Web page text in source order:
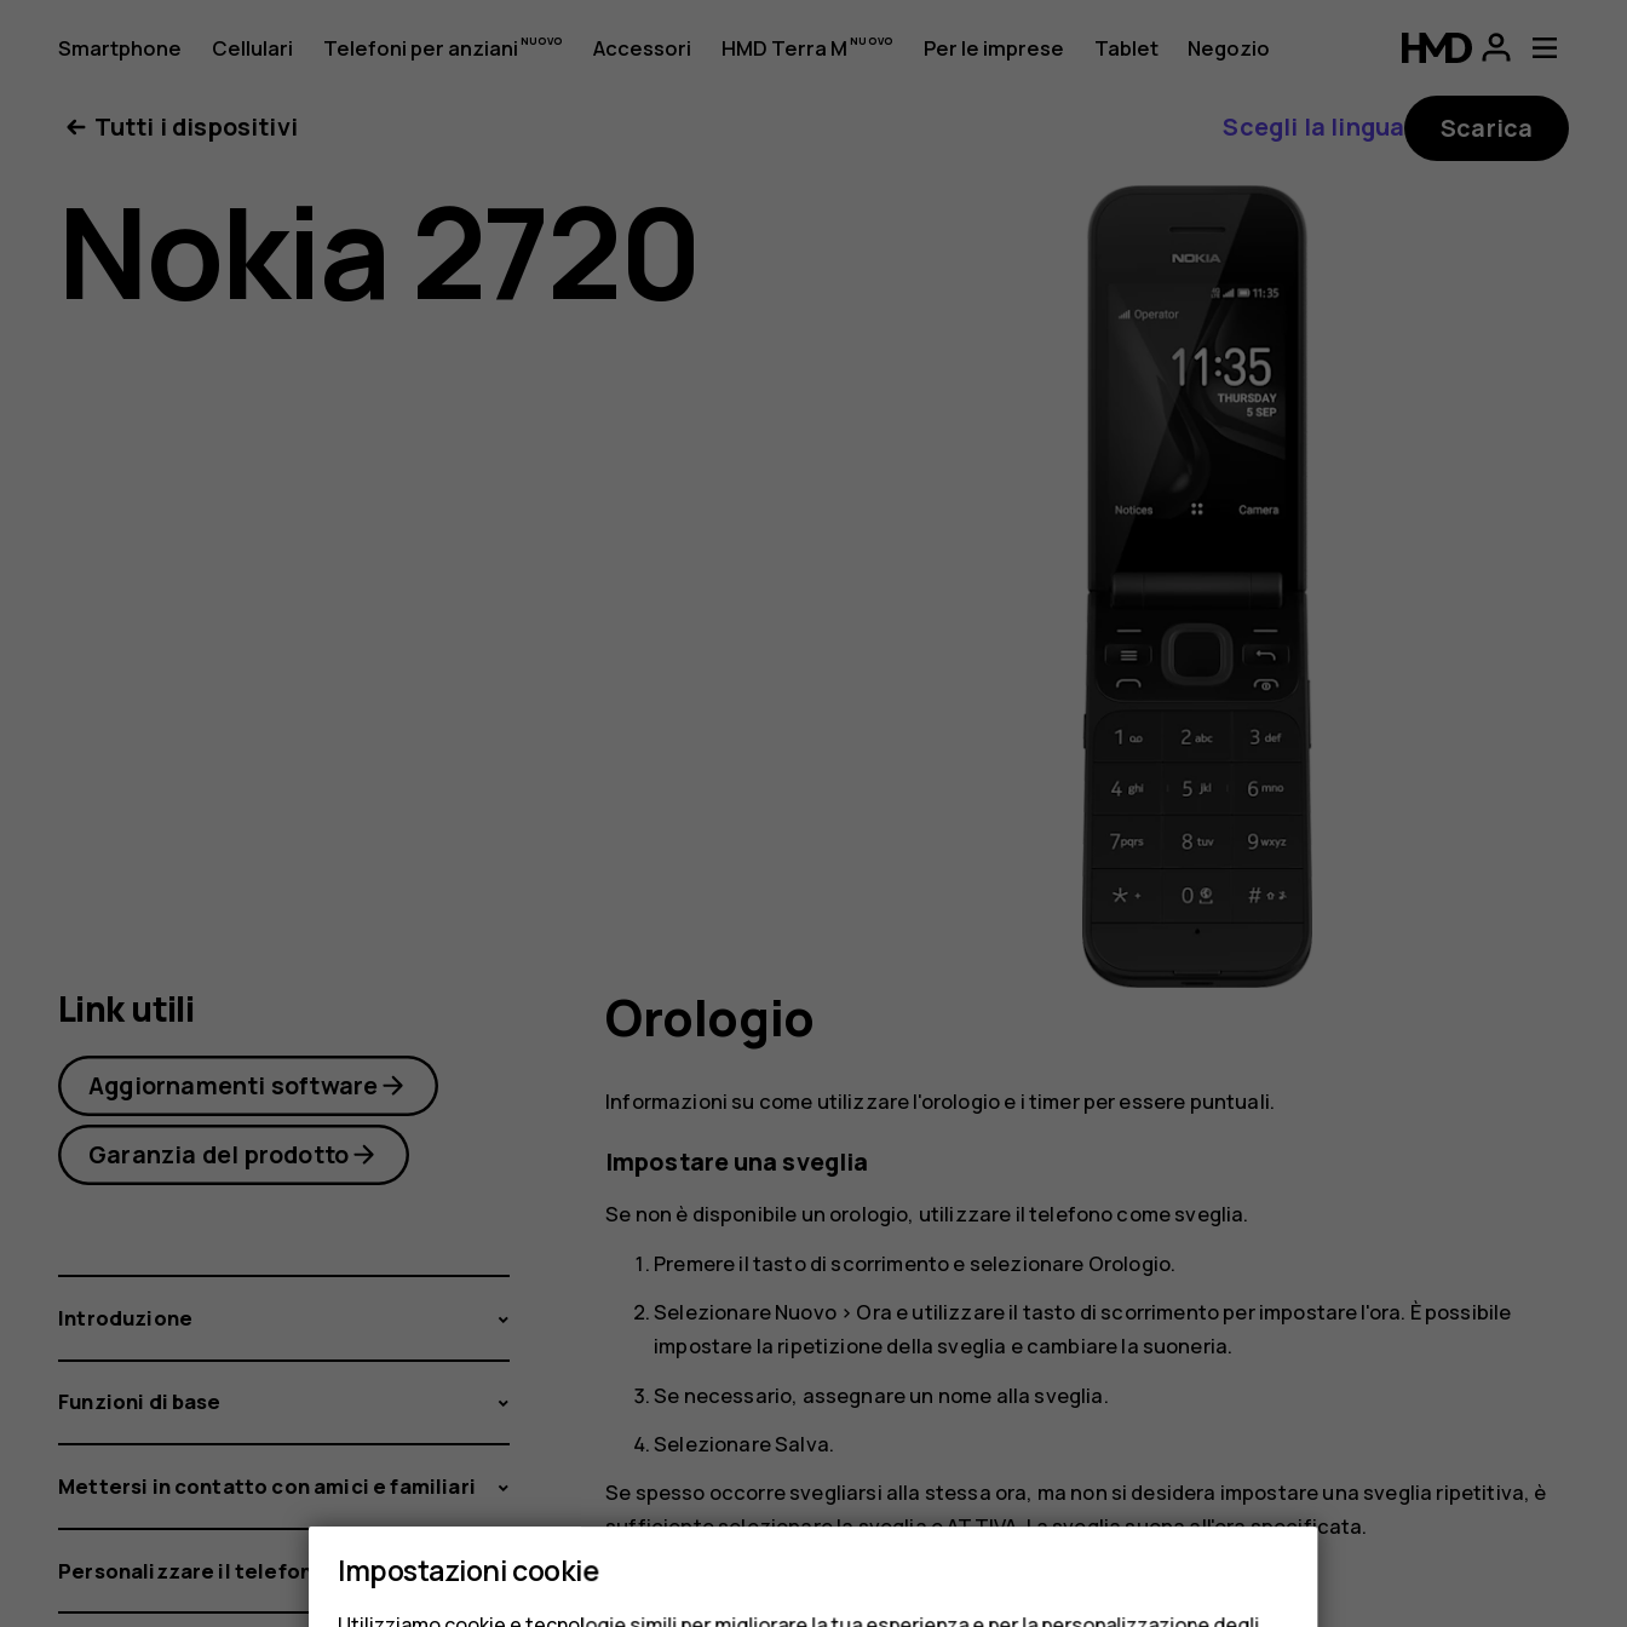
Manuale
d'uso
del
Smartphone Cellulari Telefoni per anziani Accessori HMD Terra M Per le imprese Tablet Negozio
Tutti i dispositivi Scegli la lingua Scarica
Nokia 2720
Orologio
Informazioni su come utilizzare l'orologio e i timer per essere puntuali.
Impostare una sveglia
Se non è disponibile un orologio, utilizzare il telefono come sveglia.
Premere il tasto di scorrimento e selezionare Orologio.
SelezionareNuovo> Ora e utilizzare il tasto di scorrimento per impostare l'ora. È possibile
impostare la ripetizione della sveglia e cambiare la suoneria.
Se necessario, assegnare un nome alla sveglia.
SelezionareSalva.
Se spesso occorre svegliarsi alla stessa ora, ma non si desidera impostare una sveglia ripetitiva, è
sufficiente selezionare la sveglia eATTIVA. La sveglia suona all'ora specificata.
Link utili
Aggiornamenti software
Garanzia del prodotto
Introduzione
Funzioni di base
Mettersi in contatto con amici e familiari
Personalizzare il telefono Impostazioni cookie